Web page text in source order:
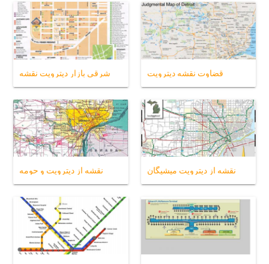
شرقی بازار دیترویت نقشه قضاوت نقشه دیترویت
نقشه از دیترویت و حومه نقشه از دیترویت میشیگان